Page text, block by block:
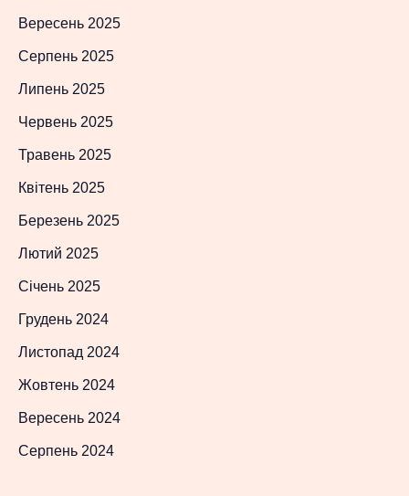
Вересень 2025
Серпень 2025
Липень 2025
Червень 2025
Травень 2025
Квітень 2025
Березень 2025
Лютий 2025
Січень 2025
Грудень 2024
Листопад 2024
Жовтень 2024
Вересень 2024
Серпень 2024